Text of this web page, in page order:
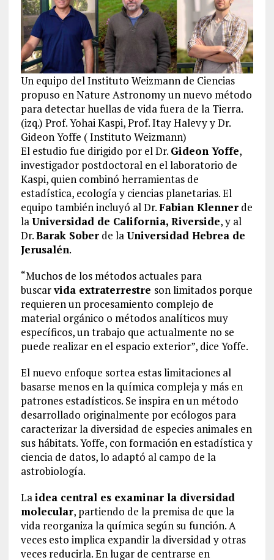
Un equipo del Instituto Weizmann de Ciencias
propuso en Nature Astronomy un nuevo método
para detectar huellas de vida fuera de la Tierra.
(izq.) Prof. Yohai Kaspi, Prof. Itay Halevy y Dr.
Gideon Yoffe ( Instituto Weizmann)
El estudio fue dirigido por el Dr. Gideon Yoffe,
investigador postdoctoral en el laboratorio de
Kaspi, quien combinó herramientas de
estadística, ecología y ciencias planetarias. El
equipo también incluyó al Dr.Fabian Klennerde
laUniversidad de California, Riverside, y al
Dr.Barak Soberde laUniversidad Hebrea de
Jerusalén.
“Muchos de los métodos actuales para
buscarvida extraterrestre son limitados porque
requieren un procesamiento complejo de
material orgánico o métodos analíticos muy
específicos, un trabajo que actualmente no se
puede realizar en el espacio exterior”, dice Yoffe.
El nuevo enfoque sortea estas limitaciones al
basarse menos en la química compleja y más en
patrones estadísticos. Se inspira en un método
desarrollado originalmente por ecólogos para
caracterizar la diversidad de especies animales en
sus hábitats. Yoffe, con formación en estadística y
ciencia de datos, lo adaptó al campo de la
astrobiología.
Laidea central es examinar la diversidad
molecular, partiendo de la premisa de que la
vida reorganiza la química según su función. A
veces esto implica expandir la diversidad y otras
veces reducirla. En lugar de centrarse en